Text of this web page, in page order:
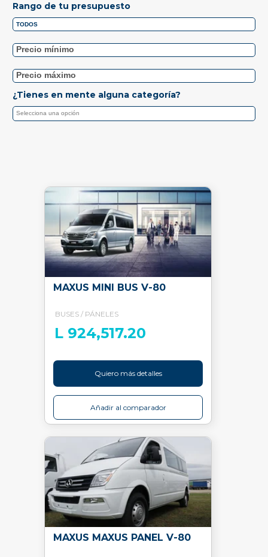
Rango de tu presupuesto
¿Tienes en mente alguna categoría?
MAXUS MINI BUS V-80
BUSES / PÁNELES
L 924,517.20
Quiero más detalles
Añadir al comparador
MAXUS MAXUS PANEL V-80